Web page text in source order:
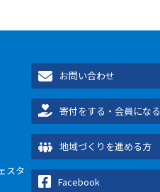
スタ
お問い合わせ
寄付をする・会員になる
地域づくりを進める方
Facebook